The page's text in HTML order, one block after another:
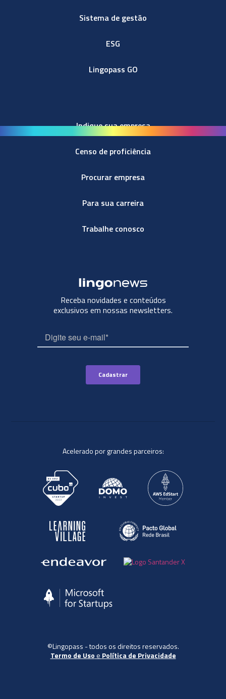
Sistema de gestão
ESG
Lingopass GO
Indique sua empresa
Censo de proficiência
Procurar empresa
Para sua carreira
Trabalhe conosco
Receba novidades e conteúdos
exclusivos em nossas newsletters.
Acelerado por grandes parceiros:
©Lingopass - todos os direitos reservados.
Termo de Uso e Política de Privacidade